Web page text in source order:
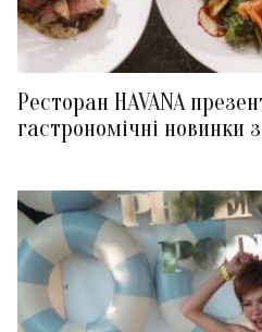
Ресторан HAVANA
гастрономічні новинки